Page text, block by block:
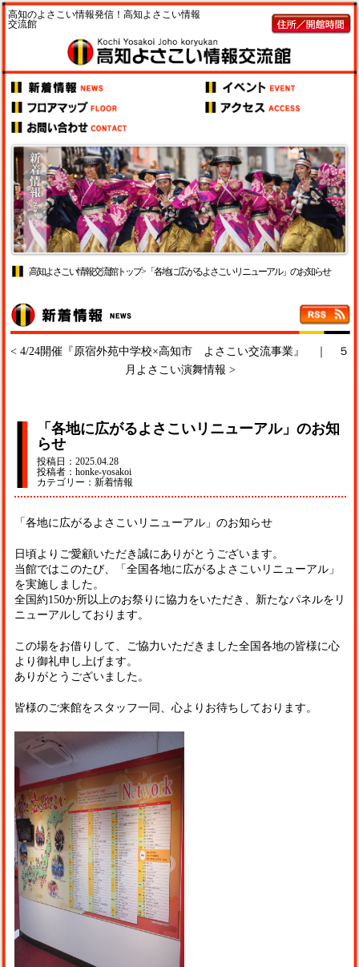
高知のよさこい情報発信！高知よさこい情報
交流館
高知よさこい情報交流館トップ> 「各地に広がるよさこいリニューアル」のお知らせ
< 4/24開催『原宿外苑中学校×高知市 よさこい交流事業』
５
月よさこい演舞情報 >
「各地に広がるよさこいリニューアル」のお知
らせ
投稿日：2025.04.28
投稿者：honke-yosakoi
カテゴリー：新着情報
「各地に広がるよさこいリニューアル」のお知らせ
日頃よりご愛顧いただき誠にありがとうございます。
当館ではこのたび、「全国各地に広がるよさこいリニューアル」
を実施しました。
全国約150か所以上のお祭りに協力をいただき、新たなパネルをリ
ニューアルしております。
この場をお借りして、ご協力いただきました全国各地の皆様に心
より御礼申し上げます。
ありがとうございました。
皆様のご来館をスタッフ一同、心よりお待ちしております。